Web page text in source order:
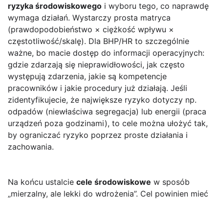
ryzyka środowiskowego i wyboru tego, co naprawdę
wymaga działań. Wystarczy prosta matryca
(prawdopodobieństwo × ciężkość wpływu ×
częstotliwość/skalę). Dla BHP/HR to szczególnie
ważne, bo macie dostęp do informacji operacyjnych:
gdzie zdarzają się nieprawidłowości, jak często
występują zdarzenia, jakie są kompetencje
pracowników i jakie procedury już działają. Jeśli
zidentyfikujecie, że największe ryzyko dotyczy np.
odpadów (niewłaściwa segregacja) lub energii (praca
urządzeń poza godzinami), to cele można ułożyć tak,
by ograniczać ryzyko poprzez proste działania i
zachowania.
Na końcu ustalcie cele środowiskowe w sposób
„mierzalny, ale lekki do wdrożenia”. Cel powinien mieć